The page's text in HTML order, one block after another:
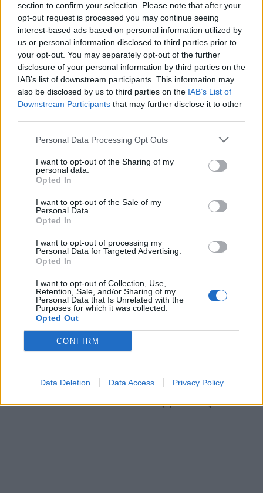
section to confirm your selection. Please note that after your
opt-out request is processed you may continue seeing
interest-based ads based on personal information utilized by
us or personal information disclosed to third parties prior to
your opt-out. You may separately opt-out of the further
disclosure of your personal information by third parties on the
IAB’s list of downstream participants. This information may
also be disclosed by us to third parties on the IAB’s List of
Downstream Participants that may further disclose it to other
Personal Data Processing Opt Outs
I want to opt-out of the Sharing of my
personal data.
Opted In
I want to opt-out of the Sale of my
Personal Data.
Opted In
I want to opt-out of processing my
Personal Data for Targeted Advertising.
Opted In
I want to opt-out of Collection, Use,
Retention, Sale, and/or Sharing of my
Personal Data that Is Unrelated with the
Purposes for which it was collected.
Opted Out
CONFIRM
Data Deletion Data Access Privacy Policy
Αντίθετα, σύμφωνα με έρευνα της
σελίδαςSleep.orgοι άντρες κοιμούνται
καλύτερα όταν ξαπλώνουν με μια γυναίκα
δίπλα τους.
Eπίσης, οι γυναίκες είναι πιο πιθανό να
κάποιος δίπλα τους και οι άντρες ροχαλίζουν
πιο δυνατά και έντονα από τις γυναίκες.